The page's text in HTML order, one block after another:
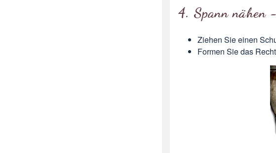
4. Spann nähen
Ziehen Sie einen
Formen Sie das